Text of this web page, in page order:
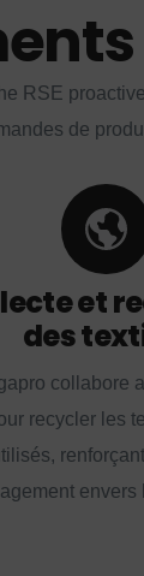
RSE
de
et
des
collabore
recycler les
envers